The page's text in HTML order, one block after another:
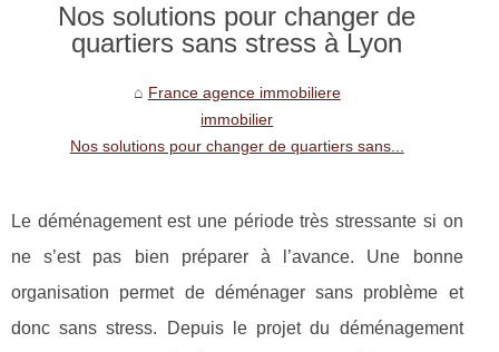
Nos solutions pour changer de
quartiers sans stress à Lyon
France agence immobiliere
immobilier
Nos solutions pour changer de quartiers sans...
Le déménagement est une période très stressante si on
ne s’est pas bien préparer à l’avance. Une bonne
organisation permet de déménager sans problème et
donc sans stress. Depuis le projet du déménagement